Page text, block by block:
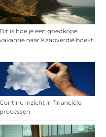
Dit is hoe je een goedkope
vakantie naar Kaapverdië boekt
Continu inzicht in financiële
processen